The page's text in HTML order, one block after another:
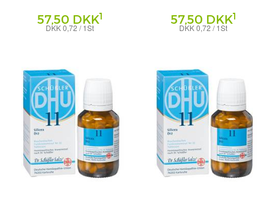
57,50 DKK1
DKK 0,72 / 1St
57,50 DKK1
DKK 0,72 / 1St